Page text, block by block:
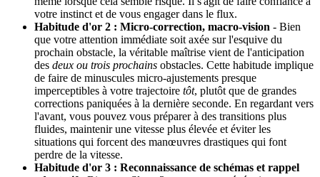
votre instinct et de vous engager dans le flux.
Habitude d'or 2 : Micro-correction, macro-vision - Bien
que votre attention immédiate soit axée sur l'esquive du
prochain obstacle, la véritable maîtrise vient de l'anticipation
des deux ou trois prochains obstacles. Cette habitude implique
de faire de minuscules micro-ajustements presque
imperceptibles à votre trajectoire tôt, plutôt que de grandes
corrections paniquées à la dernière seconde. En regardant vers
l'avant, vous pouvez vous préparer à des transitions plus
fluides, maintenir une vitesse plus élevée et éviter les
situations qui forcent des manœuvres drastiques qui font
perdre de la vitesse.
Habitude d'or 3 : Reconnaissance de schémas et rappel